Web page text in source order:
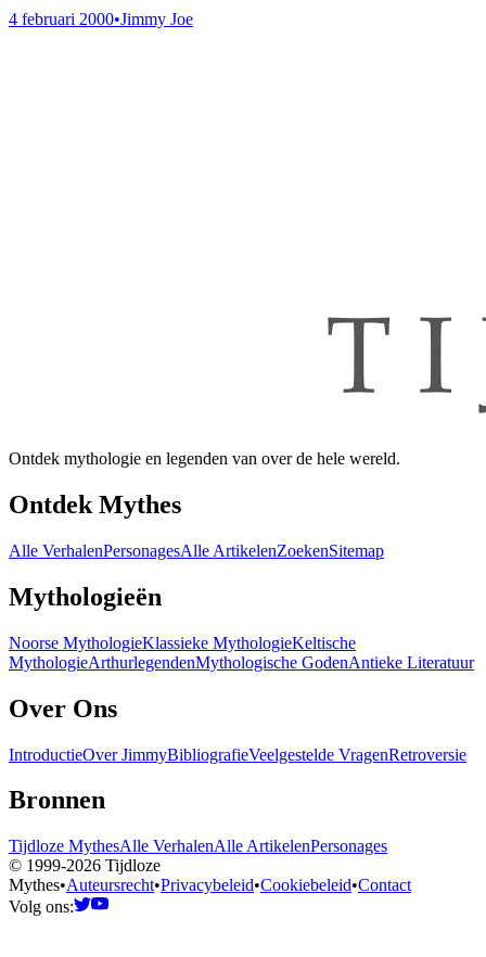
4 februari 2000•Jimmy Joe
Ontdek mythologie en legenden van over de hele wereld.
Ontdek Mythes
Alle VerhalenPersonagesAlle ArtikelenZoekenSitemap
Mythologieën
Noorse MythologieKlassieke MythologieKeltische
MythologieArthurlegendenMythologische GodenAntieke Literatuur
Over Ons
IntroductieOver JimmyBibliografieVeelgestelde VragenRetroversie
Bronnen
Tijdloze MythesAlle VerhalenAlle ArtikelenPersonages
© 1999-2026 Tijdloze
Mythes•Auteursrecht•Privacybeleid•Cookiebeleid•Contact
Volg ons: